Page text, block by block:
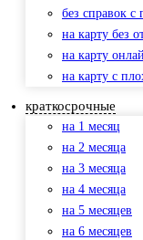
без справок с
на карту без
на карту
на карту с
краткосрочные
на 1 месяц
на 2 месяца
на 3 месяца
на 4 месяца
на 5 месяцев
на 6 месяцев